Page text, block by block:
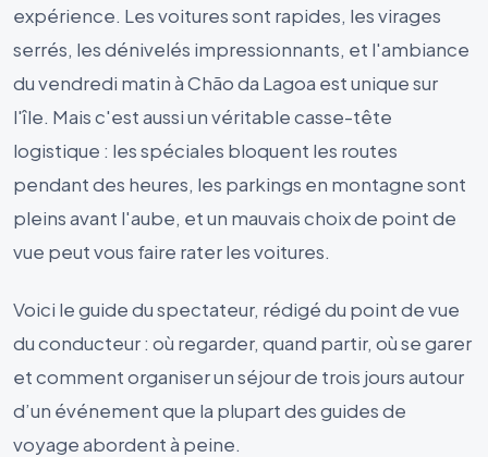
expérience. Les voitures sont rapides, les virages
serrés, les dénivelés impressionnants, et l'ambiance
du vendredi matin à Chão da Lagoa est unique sur
l'île. Mais c'est aussi un véritable casse-tête
logistique : les spéciales bloquent les routes
pendant des heures, les parkings en montagne sont
pleins avant l'aube, et un mauvais choix de point de
vue peut vous faire rater les voitures.
Voici le guide du spectateur, rédigé du point de vue
du conducteur : où regarder, quand partir, où se garer
et comment organiser un séjour de trois jours autour
d’un événement que la plupart des guides de
voyage abordent à peine.